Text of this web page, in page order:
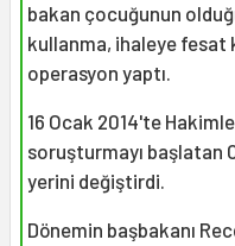
bakan çocuğunun
kullanma, ihaleye fesat
operasyon yaptı.
16 Ocak 2014'te
soruşturmayı başlatan
yerini değiştirdi.
Dönemin başbakanı